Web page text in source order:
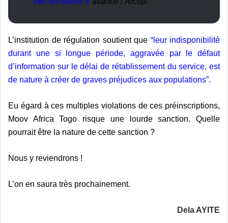
L’institution de régulation soutient que “leur indisponibilité
durant une si longue période, aggravée par le défaut
d’information sur le délai de rétablissement du service, est
de nature à créer de graves préjudices aux populations”.
Eu égard à ces multiples violations de ces préinscriptions,
Moov Africa Togo risque une lourde sanction. Quelle
pourrait être la nature de cette sanction ?
Nous y reviendrons !
L’on en saura très prochainement.
Dela AYITE